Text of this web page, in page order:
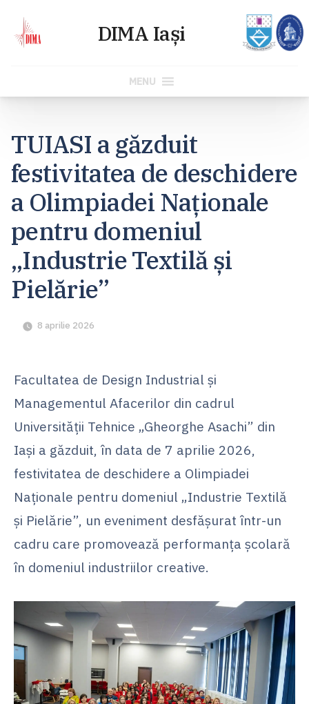
content
MENU
TUIASI a găzduit
festivitatea de deschidere
a Olimpiadei Naționale
pentru domeniul
„Industrie Textilă și
Pielărie”
8 aprilie 2026
Facultatea de Design Industrial și
Managementul Afacerilor din cadrul
Universității Tehnice „Gheorghe Asachi” din
Iași a găzduit, în data de 7 aprilie 2026,
festivitatea de deschidere a Olimpiadei
Naționale pentru domeniul „Industrie Textilă
și Pielărie”, un eveniment desfășurat într-un
cadru care promovează performanța școlară
în domeniul industriilor creative.